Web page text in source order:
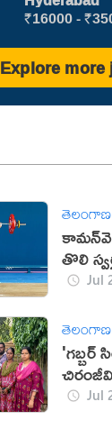
₹16000 -
Explore
తెలంగాణ
తొలి
Jul
తెలంగాణ
'గబ్బర్
Jul